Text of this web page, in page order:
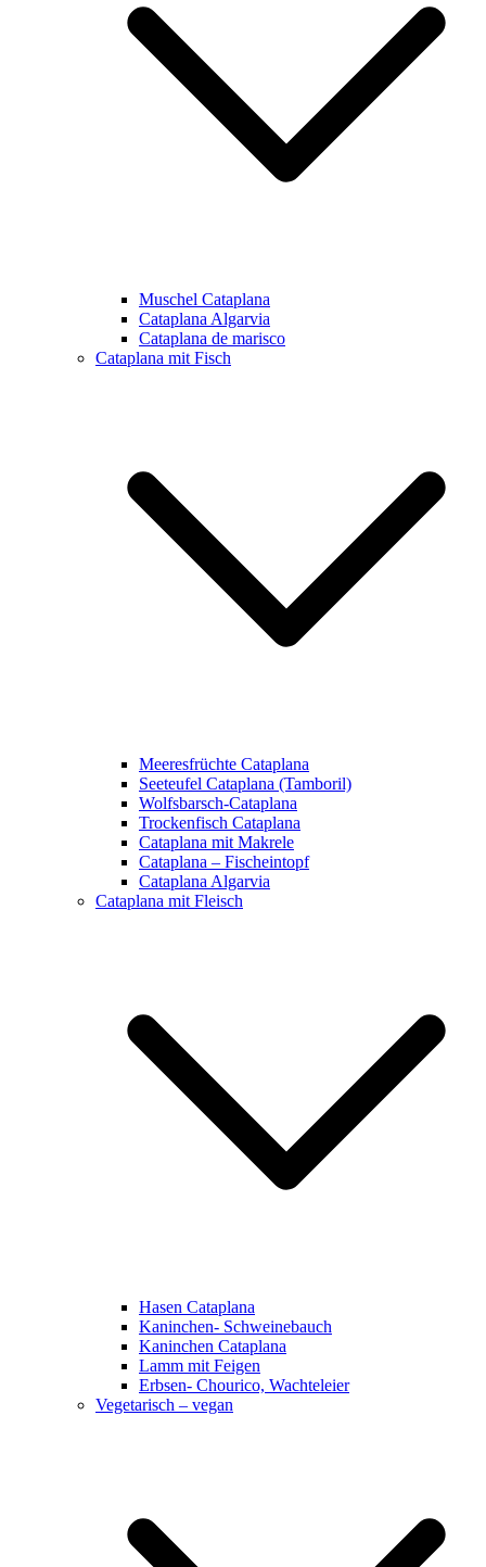
Muschel Cataplana
Cataplana Algarvia
Cataplana de marisco
Cataplana mit Fisch
Meeresfrüchte Cataplana
Seeteufel Cataplana (Tamboril)
Wolfsbarsch-Cataplana
Trockenfisch Cataplana
Cataplana mit Makrele
Cataplana – Fischeintopf
Cataplana Algarvia
Cataplana mit Fleisch
Hasen Cataplana
Kaninchen- Schweinebauch
Kaninchen Cataplana
Lamm mit Feigen
Erbsen- Chourico, Wachteleier
Vegetarisch – vegan